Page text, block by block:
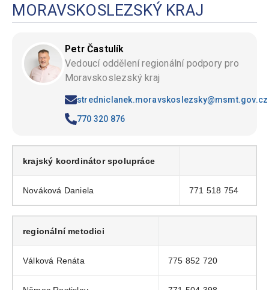
MORAVSKOSLEZSKÝ KRAJ
Petr Častulík
Vedoucí oddělení regionální podpory pro
Moravskoslezský kraj
stredniclanek.moravskoslezsky@msmt.gov.cz
770 320 876
krajský koordinátor spolupráce
Nováková Daniela 771 518 754
regionální metodici
Válková Renáta 775 852 720